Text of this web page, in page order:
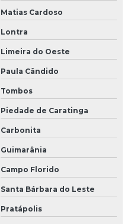
Matias Cardoso
Lontra
Limeira do Oeste
Paula Cândido
Tombos
Piedade de Caratinga
Carbonita
Guimarânia
Campo Florido
Santa Bárbara do Leste
Pratápolis